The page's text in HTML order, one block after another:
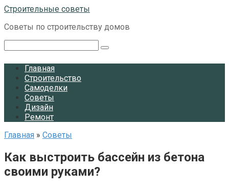
Перейти
контенту
Строительные советы
Советы по строительству домов
Главная
Строительство
Самоделки
Советы
Дизайн
Ремонт
Главная » Советы
Как выстроить бассейн из бетона
своими руками?